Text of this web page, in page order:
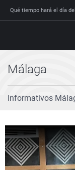
Qué tiempo hará el día
Directo
Programas
España
Economía
Deportes
Málaga
Informativos